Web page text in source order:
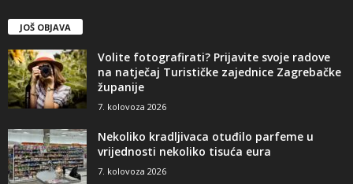
JOŠ OBJAVA
Volite fotografirati? Prijavite svoje radove
na natječaj Turističke zajednice Zagrebačke
županije
7. kolovoza 2026
Nekoliko kradljivaca otuđilo parfeme u
vrijednosti nekoliko tisuća eura
7. kolovoza 2026